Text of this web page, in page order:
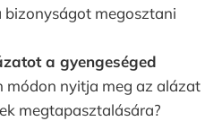
megosztani
a gyengeséged
módon nyitja meg az alázat
megtapasztalására?